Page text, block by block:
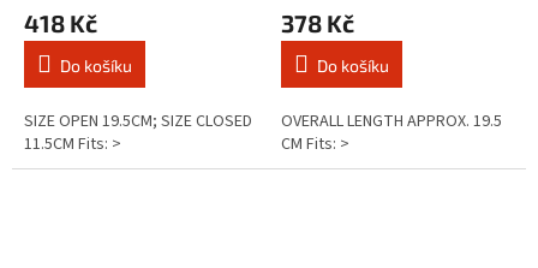
418 Kč
Do košíku
SIZE OPEN 19.5CM; SIZE CLOSED
11.5CM Fits: >
378 Kč
Do košíku
OVERALL LENGTH APPROX. 19.5
CM Fits: >